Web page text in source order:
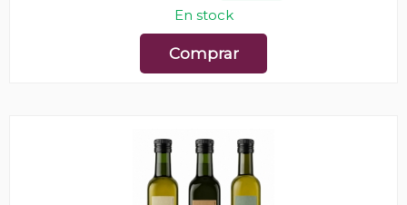
En stock
Comprar